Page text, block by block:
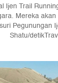
Ijen Trail
Mereka
Pegunungan
Shatu/